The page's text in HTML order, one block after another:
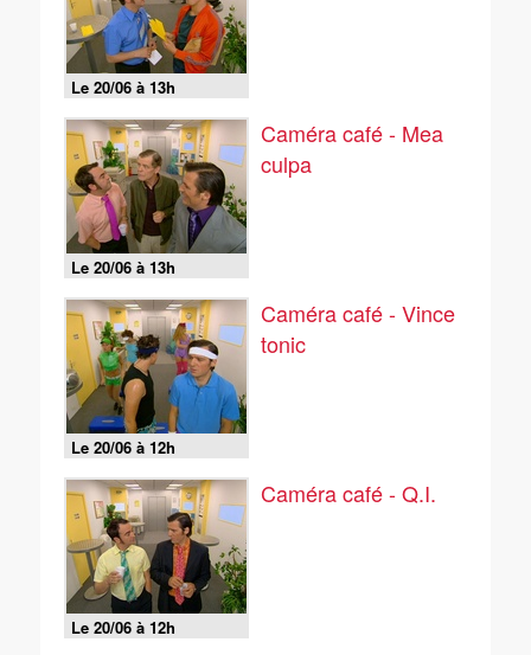
Le 20/06 à 13h
Le 20/06 à 13h
Caméra café - Mea
culpa
Le 20/06 à 12h
Caméra café - Vince
tonic
Le 20/06 à 12h
Caméra café - Q.I.